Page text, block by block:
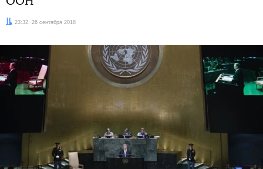
Дата:23:32, 26 сентября 2018